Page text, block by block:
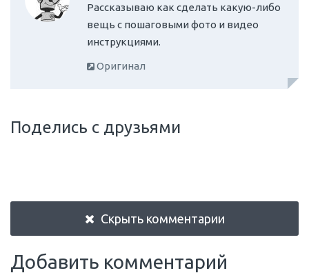
Рассказываю как сделать какую-либо
вещь с пошаговыми фото и видео
инструкциями.
Оригинал
Поделись с друзьями
Скрыть комментарии
Добавить комментарий